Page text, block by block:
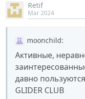
Retif
Mar 2024
moonchild:
Активные,
давно
GLIDER CLUB